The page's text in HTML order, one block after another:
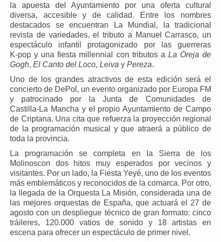
la apuesta del Ayuntamiento por una oferta cultural
diversa, accesible y de calidad. Entre los nombres
destacados se encuentran
La Mundial , la tradicional
revista de variedades, el tributo a Manuel Carrasco, un
espectáculo infantil protagonizado por las guerreras
K‑pop y unafiesta millennial con tributos a La Oreja de
Gogh, El Canto del Loco, Leiva y Pereza.
Uno de los grandes atractivos de esta edición será el
concierto de DePol , un evento organizado por Europa FM
y patrocinado por la Junta de Comunidades de
Castilla‑La Mancha y el propio Ayuntamiento de Campo
de Criptana. Una cita que refuerza la proyección regional
de la programación musical y que atraerá a público de
toda la provincia.
La programación se completa en la Sierra de los
Molinoscon dos hitos muy esperados por vecinos y
visitantes. Por un lado, la Fiesta Yeyé, uno de los eventos
más emblemáticos y reconocidos de la comarca. Por otro,
la llegada de la Orquesta La Misión, considerada una de
las mejores orquestas de España, que actuará el 27 de
agosto con un despliegue técnico de gran formato: cinco
tráileres, 120.000 vatios de sonido y 18 artistas en
escena para ofrecer un espectáculo de primer nivel.